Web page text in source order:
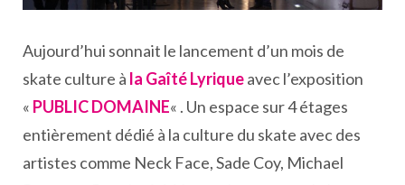
Aujourd’hui sonnait le lancement d’un mois de
skate culture à la Gaîté Lyriqueavec l’exposition
« PUBLIC DOMAINE« . Un espace sur 4 étages
entièrement dédié à la culture du skate avec des
artistes comme Neck Face, Sade Coy, Michael